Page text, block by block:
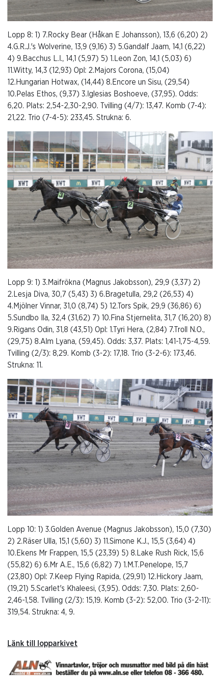
Lopp 8: 1) 7.Rocky Bear (Håkan E Johansson), 13,6 (6,20) 2)
4.G.R.J.'s Wolverine, 13,9 (9,16) 3) 5.Gandalf Jaam, 14,1 (6,22)
4) 9.Bacchus L.I., 14,1 (5,97) 5) 1.Leon Zon, 14,1 (5,03) 6)
11.Witty, 14,3 (12,93) Opl: 2.Majors Corona, (15,04)
12.Hungarian Hotwax, (14,44) 8.Encore un Sisu, (29,54)
10.Pelas Ethos, (9,37) 3.Iglesias Boshoeve, (37,95). Odds:
6,20. Plats: 2,54-2,30-2,90. Tvilling (4/7): 13,47. Komb (7-4):
21,22. Trio (7-4-5): 233,45. Strukna: 6.
Lopp 9: 1) 3.Maifrökna (Magnus Jakobsson), 29,9 (3,37) 2)
2.Lesja Diva, 30,7 (5,43) 3) 6.Bragetulla, 29,2 (26,53) 4)
4.Mjölner Vinnar, 31,0 (8,74) 5) 12.Tors Spik, 29,9 (36,86) 6)
5.Sundbo Ila, 32,4 (31,62) 7) 10.Fina Stjernelita, 31,7 (16,20) 8)
9.Rigans Odin, 31,8 (43,51) Opl: 1.Tyri Hera, (2,84) 7.Troll N.O.,
(29,75) 8.Alm Lyana, (59,45). Odds: 3,37. Plats: 1,41-1,75-4,59.
Tvilling (2/3): 8,29. Komb (3-2): 17,18. Trio (3-2-6): 173,46.
Strukna: 11.
Lopp 10: 1) 3.Golden Avenue (Magnus Jakobsson), 15,0 (7,30)
2) 2.Räser Ulla, 15,1 (5,60) 3) 11.Simone K.J., 15,5 (3,64) 4)
10.Ekens Mr Frappen, 15,5 (23,39) 5) 8.Lake Rush Rick, 15,6
(55,82) 6) 6.Mr A.E., 15,6 (6,82) 7) 1.M.T.Penelope, 15,7
(23,80) Opl: 7.Keep Flying Rapida, (29,91) 12.Hickory Jaam,
(19,21) 5.Scarlet's Khaleesi, (3,95). Odds: 7,30. Plats: 2,60-
2,46-1,58. Tvilling (2/3): 15,19. Komb (3-2): 52,00. Trio (3-2-11):
319,54. Strukna: 4, 9.
Länk till lopparkivet